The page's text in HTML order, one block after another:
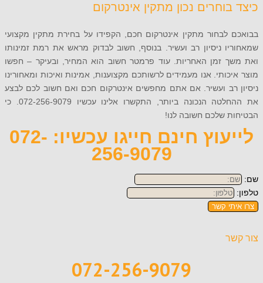
נכון מתקין אינטרקום
לבחור מתקין אינטרקום חכם, הקפידו על בחירת מתקין מקצועי
ניסיון רב ועשיר. בנוסף, חשוב לבדוק מראש את רמת זמינותו
זמן האחריות. עוד פרמטר חשוב הוא המחיר, ובעיקר – חפשו
אנו מעמידים לרשותכם מקצוענות, אמינות ואיכות ומאחורינו
רב ועשיר. אם אתם מחפשים אינטרקום חכם ואם חשוב לכם לבצע
את ההחלטה הנכונה ביותר, התקשרו אלינו עכשיו 072-256-9079. כי
שלכם חשובה לנו!
לייעוץ חינם חייגו עכשיו: 072-
256-9079
קשר
072-256-9079